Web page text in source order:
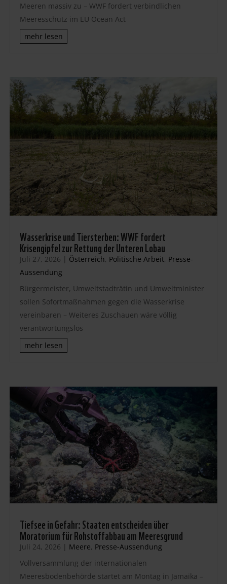
Meeren massiv zu – WWF fordert verbindlichen
Meeresschutz im EU Ocean Act
mehr lesen
Wasserkrise und Tiersterben: WWF fordert
Krisengipfel zur Rettung der Unteren Lobau
Juli 27, 2026 | Österreich, Politische Arbeit, Presse-
Aussendung
Bürgermeister, Umweltstadträtin und Umweltminister
sollen Sofortmaßnahmen gegen die Wasserkrise
vereinbaren – Weiteres Zuschauen wäre völlig
verantwortungslos
mehr lesen
Tiefsee in Gefahr: Staaten entscheiden über
Moratorium für Rohstoffabbau am Meeresgrund
Juli 24, 2026 | Meere, Presse-Aussendung
Vollversammlung der internationalen
Meeresbodenbehörde startet am Montag in Jamaika –